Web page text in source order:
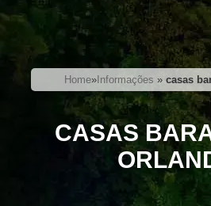
Home»Informações » casas
CASAS